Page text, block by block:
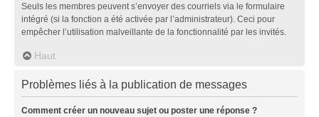
Seuls les membres peuvent s’envoyer des courriels via le formulaire
intégré (si la fonction a été activée par l’administrateur). Ceci pour
empêcher l’utilisation malveillante de la fonctionnalité par les invités.
Haut
Problèmes liés à la publication de messages
Comment créer un nouveau sujet ou poster une réponse ?